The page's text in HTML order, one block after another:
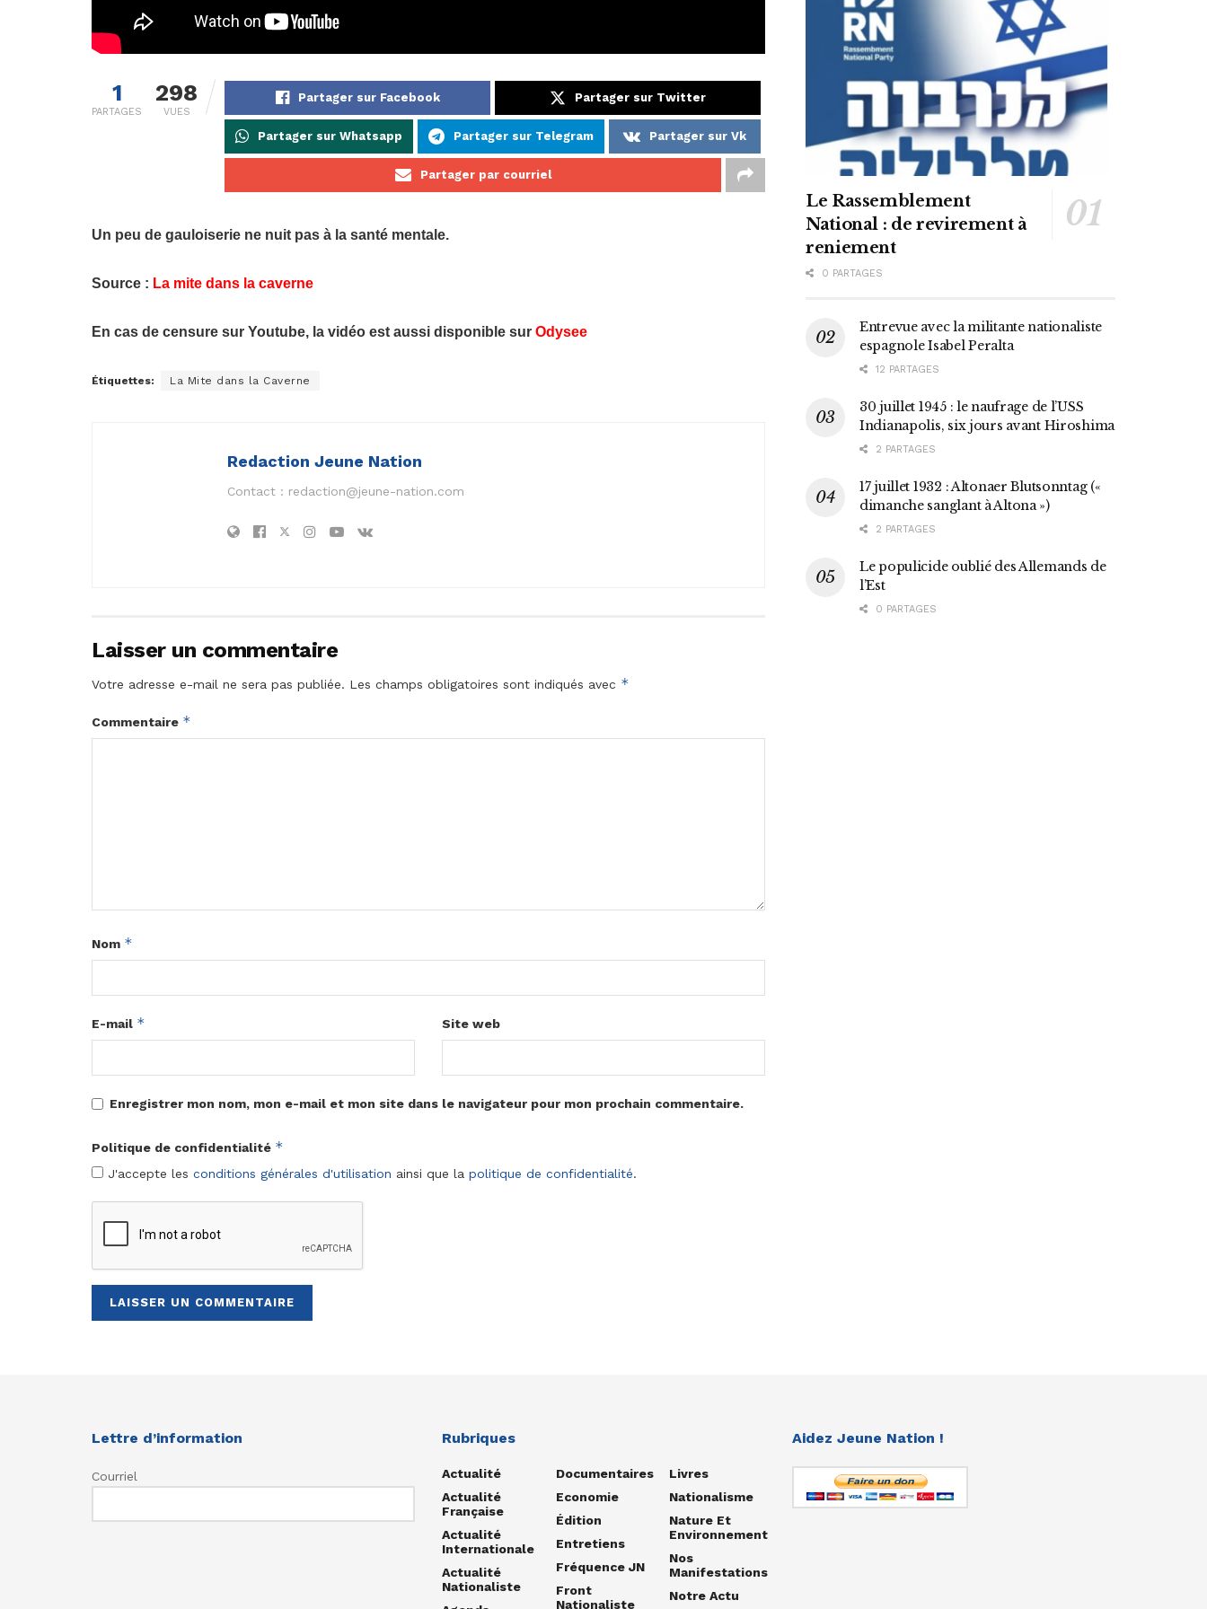
1
PARTAGES
298
VUES
Partager sur Facebook Partager sur Twitter
Partager sur Whatsapp Partager sur Telegram Partager sur Vk
Partager par courriel
Un peu de gauloiserie ne nuit pas à la santé mentale.
Source : La mite dans la caverne
En cas de censure sur Youtube, la vidéo est aussi disponible sur Odysee
Étiquettes: La Mite dans la Caverne
Redaction Jeune Nation
Contact : redaction@jeune-nation.com
Laisser un commentaire
Votre adresse e-mail ne sera pas publiée. Les champs obligatoires sont indiqués avec *
Commentaire *
Nom *
E-mail * Site web
Enregistrer mon nom, mon e-mail et mon site dans le navigateur pour mon prochain commentaire.
Politique de confidentialité *
J'accepte les conditions générales d'utilisation ainsi que la politique de confidentialité.
Le Rassemblement
National : de revirement à
reniement
0 PARTAGES
Entrevue avec la militante nationaliste
espagnole Isabel Peralta
12 PARTAGES
30 juillet 1945 : le naufrage de l’USS
Indianapolis, six jours avant Hiroshima
2 PARTAGES
17 juillet 1932 : Altonaer Blutsonntag («
dimanche sanglant à Altona »)
2 PARTAGES
Le populicide oublié des Allemands de
l’Est
0 PARTAGES
Lettre d’information
Courriel
Rubriques
Actualité
Actualité
Française
Actualité
Internationale
Actualité
Nationaliste
Documentaires
Economie
Édition
Entretiens
Fréquence JN
Front
Nationaliste
Livres
Nationalisme
Nature Et
Environnement
Nos
Manifestations
Notre Actu
Aidez Jeune Nation !